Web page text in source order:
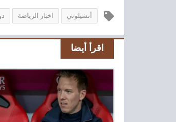
أنشيلوتي اخبار الرياضة
اقرأ أيضا